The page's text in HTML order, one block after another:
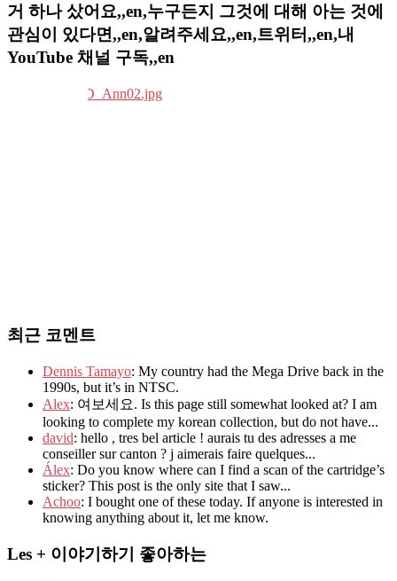
거 하나 샀어요,,en,누구든지 그것에 대해 아는 것에
관심이 있다면,,en,알려주세요,,en,트위터,,en,내
YouTube 채널 구독,,en
최근 코멘트
Dennis Tamayo: My country had the Mega Drive back in the
1990s, but it’s in NTSC.
Alex: 여보세요. Is this page still somewhat looked at? I am
looking to complete my korean collection, but do not have...
david: hello , tres bel article ! aurais tu des adresses a me
conseiller sur canton ? j aimerais faire quelques...
Álex: Do you know where can I find a scan of the cartridge’s
sticker? This post is the only site that I saw...
Achoo: I bought one of these today. If anyone is interested in
knowing anything about it, let me know.
Les + 이야기하기 좋아하는